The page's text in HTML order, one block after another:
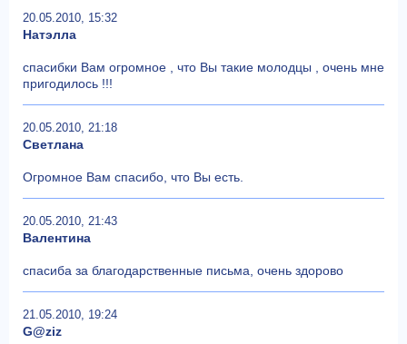
20.05.2010, 15:32
Натэлла
спасибки Вам огромное , что Вы такие молодцы , очень мне
пригодилось !!!
20.05.2010, 21:18
Светлана
Огромное Вам спасибо, что Вы есть.
20.05.2010, 21:43
Валентина
спасиба за благодарственные письма, очень здорово
21.05.2010, 19:24
G@ziz